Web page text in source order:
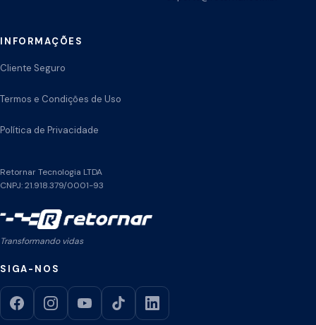
INFORMAÇÕES
Cliente Seguro
Termos e Condições de Uso
Política de Privacidade
Retornar Tecnologia LTDA
CNPJ: 21.918.379/0001-93
Transformando vidas
SIGA-NOS